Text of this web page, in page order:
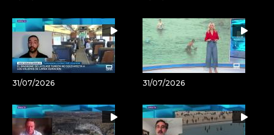
31/07/2026 31/07/2026